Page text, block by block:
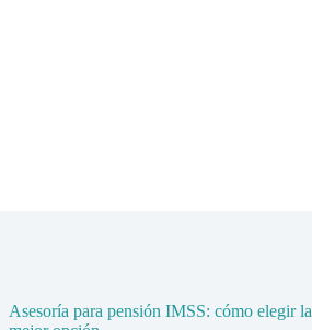
Asesoría para pensión IMSS: cómo elegir la